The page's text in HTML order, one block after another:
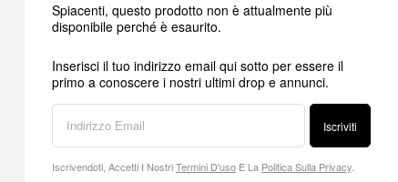
Spiacenti, questo prodotto non è attualmente più
disponibile perché è esaurito.
Inserisci il tuo indirizzo email qui sotto per essere il
primo a conoscere i nostri ultimi drop e annunci.
Iscriviti
Iscrivendoti, Accetti I NostriTermini D'uso E La Politica Sulla Privacy